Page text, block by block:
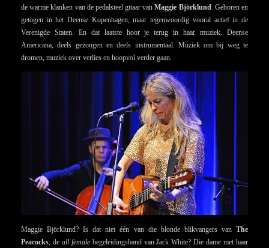
de warme klanken van de pedalsteel gitaar vanMaggie Björklund . Geboren en
getogen in het Deense Kopenhagen, maar tegenwoordig vooral actief in de
Verenigde Staten. En dat laatste hoor je terug in haar muziek. Deense
Americana, deels gezongen en deels instrumentaal. Muziek om bij weg te
dromen, muziek over verlies en hoopvol verder gaan.
Maggie Björklund? Is dat niet één van die blonde blikvangers van The
Peacocks, de all femalebegeleidingsband van Jack White? Die dame met haar